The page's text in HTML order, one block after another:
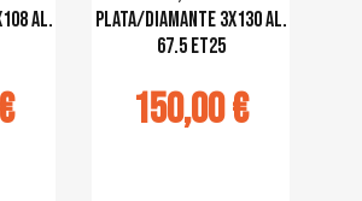
al.
plata/diamante 3x130 al.
67.5 ET25
150,00 €